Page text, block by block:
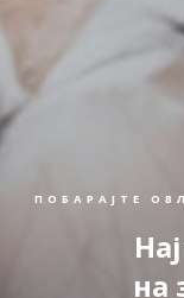
ПОБАРАЈТЕ
на